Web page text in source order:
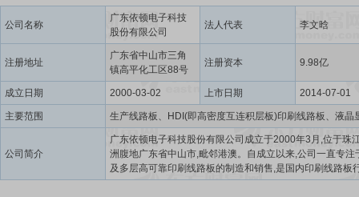
公司名称
广东依顿电子科技
股份有限公司
法人代表 李文晗
注册地址
广东省中山市三角
镇高平化工区88号
注册资本 9.98亿
成立日期 2000-03-02 上市日期 2014-07-01
主要范围
公司简介
广东依顿电子科技股份有限公司成立于2000年3月,位于珠
洲腹地广东省中山市,毗邻港澳。自成立以来,公司一直专注
及多层高可靠印刷线路板的制造和销售,是国内印刷线路板
领先者之一。公司凭借在精细化管理、工艺改进、技术创